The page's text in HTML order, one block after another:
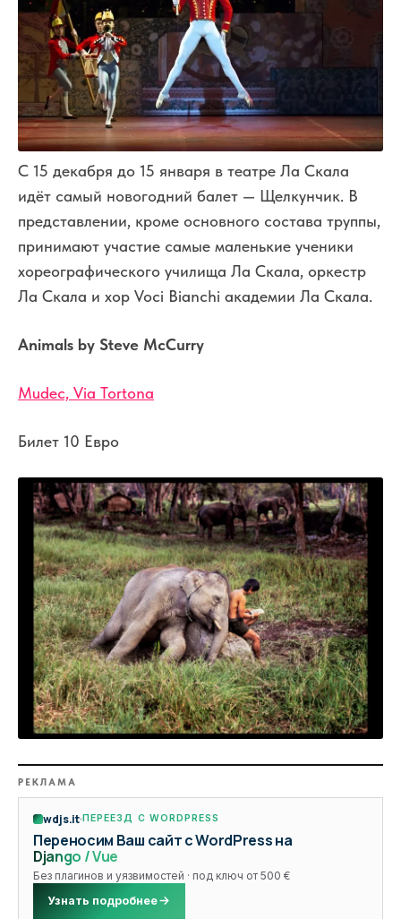
С 15 декабря до 15 января в театре Ла Скала
идёт самый новогодний балет — Щелкунчик. В
представлении, кроме основного состава труппы,
принимают участие самые маленькие ученики
хореографического училища Ла Скала, оркестр
Ла Скала и хор Voci Bianchi академии Ла Скала.
Animals by Steve McCurry
Mudec, Via Tortona
Билет 10 Евро
РЕКЛАМА
wdjs.it ПЕРЕЕЗД С WORDPRESS
Переносим Ваш сайт с WordPress на
Django / Vue
Без плагинов и уязвимостей · под ключ от 500 €
Узнать подробнее